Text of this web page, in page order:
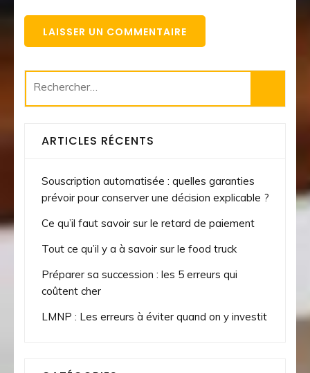
Rechercher :
ARTICLES RÉCENTS
Souscription automatisée : quelles garanties
prévoir pour conserver une décision explicable ?
Ce qu’il faut savoir sur le retard de paiement
Tout ce qu’il y a à savoir sur le food truck
Préparer sa succession : les 5 erreurs qui
coûtent cher
LMNP : Les erreurs à éviter quand on y investit